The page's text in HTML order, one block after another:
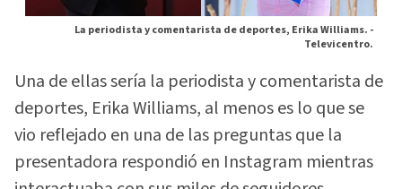
La periodista y comentarista de deportes, Erika Williams. -
Televicentro.
Una de ellas sería la periodista y comentarista de
deportes, Erika Williams, al menos es lo que se
vio reflejado en una de las preguntas que la
presentadora respondió en Instagram mientras